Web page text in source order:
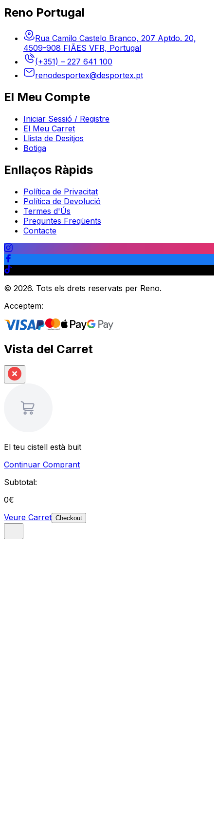
Reno Portugal
Rua Camilo Castelo Branco, 207 Aptdo. 20,
4509-908 FIÃES VFR, Portugal
(+351) – 227 641 100
renodesportex@desportex.pt
El Meu Compte
Iniciar Sessió / Registre
El Meu Carret
Llista de Desitjos
Botiga
Enllaços Ràpids
Política de Privacitat
Política de Devolució
Termes d'Ús
Preguntes Freqüents
Contacte
© 2026. Tots els drets reservats per Reno.
Acceptem:
Vista del Carret
El teu cistell està buit
Continuar Comprant
Subtotal:
0€
Veure Carret Checkout